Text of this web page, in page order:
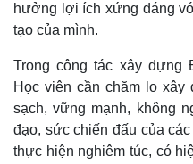
hưởng lợi ích xứng đáng
tạo của mình.
Trong công tác xây dựng
Học viên cần chăm lo
sạch, vững mạnh, không
đạo, sức chiến đấu của
thực hiện nghiêm túc, có